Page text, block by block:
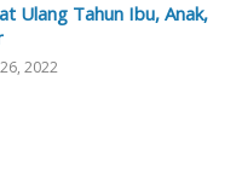
Ulang Tahun Ibu, Anak,
2022